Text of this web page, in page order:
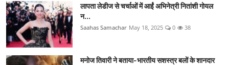
लापता लेडीज से चर्चाओं में आईं अभिनेत्री नितांशी गोयल
न...
Saahas Samachar May 18, 2025 0 38
मनोज तिवारी ने बताया-भारतीय सशस्त्र बलों के शानदार